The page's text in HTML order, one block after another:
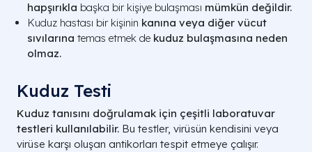
hapşırıkla başka bir kişiye bulaşması mümkün değildir.
Kuduz hastası bir kişinin kanına veya diğer vücut
sıvılarına temas etmek de kuduz bulaşmasına neden
olmaz.
Kuduz Testi​
Kuduz tanısını doğrulamak için çeşitli laboratuvar
testleri kullanılabilir. Bu testler, virüsün kendisini veya
virüse karşı oluşan antikorları tespit etmeye çalışır.